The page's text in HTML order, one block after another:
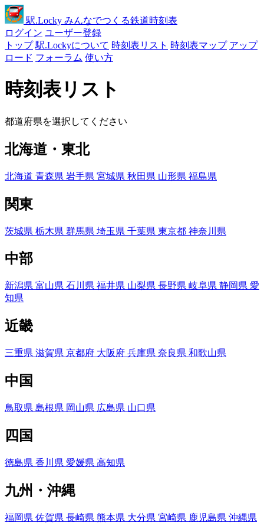
駅.Locky みんなでつくる鉄道時刻表
ログイン ユーザー登録
トップ 駅.Lockyについて 時刻表リスト 時刻表マップ アップ
ロード フォーラム 使い方
時刻表リスト
都道府県を選択してください
北海道・東北
北海道 青森県 岩手県 宮城県 秋田県 山形県 福島県
関東
茨城県 栃木県 群馬県 埼玉県 千葉県 東京都 神奈川県
中部
新潟県 富山県 石川県 福井県 山梨県 長野県 岐阜県 静岡県 愛
知県
近畿
三重県 滋賀県 京都府 大阪府 兵庫県 奈良県 和歌山県
中国
鳥取県 島根県 岡山県 広島県 山口県
四国
徳島県 香川県 愛媛県 高知県
九州・沖縄
福岡県 佐賀県 長崎県 熊本県 大分県 宮崎県 鹿児島県 沖縄県